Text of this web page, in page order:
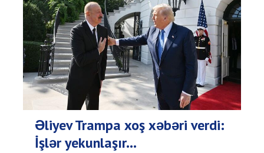
Əliyev Trampa xoş xəbəri verdi:
İşlər yekunlaşır...